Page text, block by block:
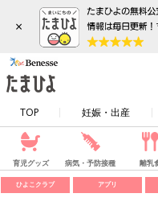
×
TOP 妊娠・出産
育児グッズ 病気・予防接種 離乳
ひよこクラブ アプリ